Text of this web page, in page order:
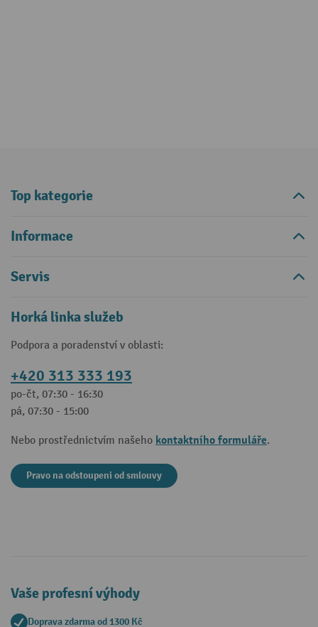
Top kategorie
Informace
Servis
Horká linka služeb
Podpora a poradenství v oblasti:
+420 313 333 193
po-čt, 07:30 - 16:30
pá, 07:30 - 15:00
Nebo prostřednictvím našeho kontaktního formuláře.
Pravo na odstoupeni od smlouvy
Vaše profesní výhody
Doprava zdarma od 1300 Kč